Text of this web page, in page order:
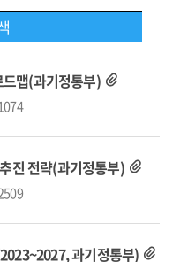
맵(과기정통부)
진 전략(과기정통부)
과기정통부)